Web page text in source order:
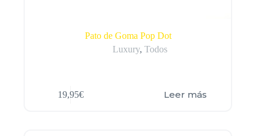
Pato de Goma Pop Dot
Luxury, Todos
19,95€ Leer más